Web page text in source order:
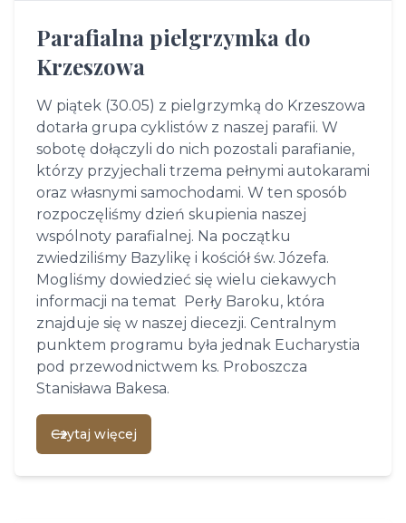
Parafialna pielgrzymka do
Krzeszowa
W piątek (30.05) z pielgrzymką do Krzeszowa
dotarła grupa cyklistów z naszej parafii. W
sobotę dołączyli do nich pozostali parafianie,
którzy przyjechali trzema pełnymi autokarami
oraz własnymi samochodami. W ten sposób
rozpoczęliśmy dzień skupienia naszej
wspólnoty parafialnej. Na początku
zwiedziliśmy Bazylikę i kościół św. Józefa.
Mogliśmy dowiedzieć się wielu ciekawych
informacji na temat Perły Baroku, która
znajduje się w naszej diecezji. Centralnym
punktem programu była jednak Eucharystia
pod przewodnictwem ks. Proboszcza
Stanisława Bakesa.
Czytaj więcej